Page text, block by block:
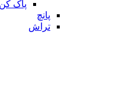
پاک
پانچ
تراش